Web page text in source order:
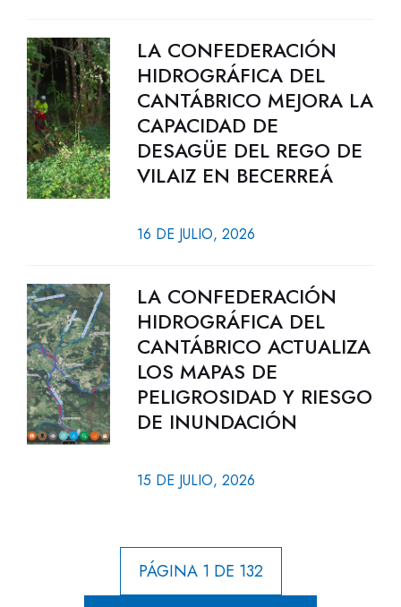
LA CONFEDERACIÓN
HIDROGRÁFICA DEL
CANTÁBRICO MEJORA LA
CAPACIDAD DE
DESAGÜE DEL REGO DE
VILAIZ EN BECERREÁ
16 DE JULIO, 2026
LA CONFEDERACIÓN
HIDROGRÁFICA DEL
CANTÁBRICO ACTUALIZA
LOS MAPAS DE
PELIGROSIDAD Y RIESGO
DE INUNDACIÓN
15 DE JULIO, 2026
PÁGINA 1 DE 132